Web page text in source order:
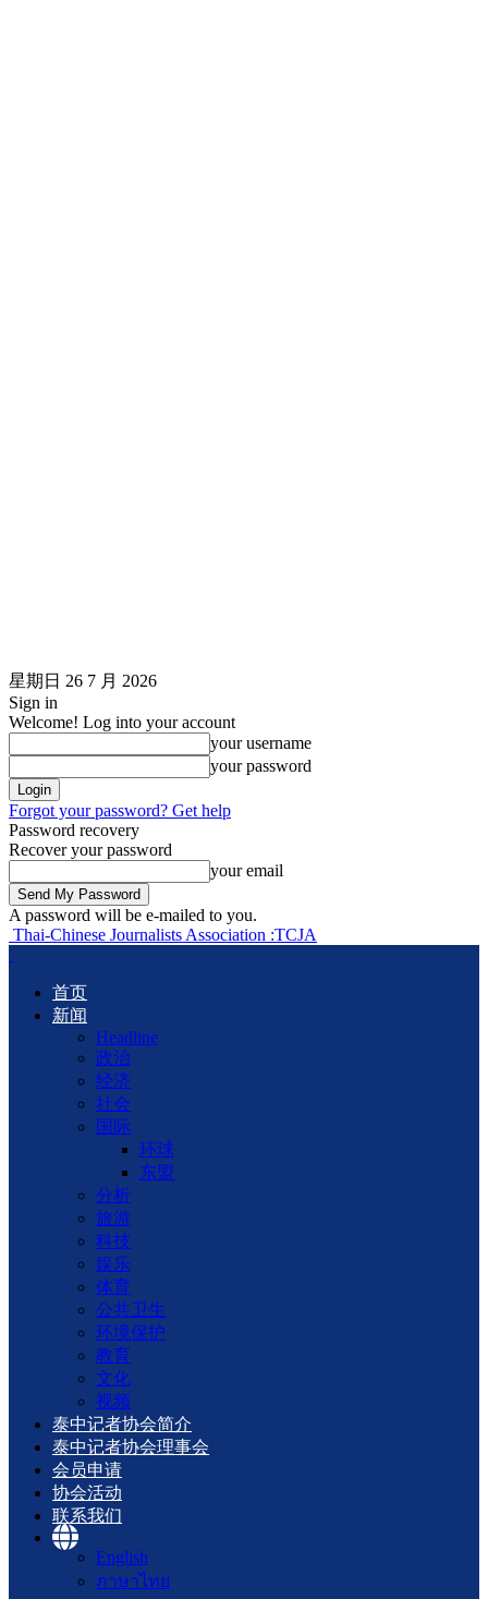
星期日 26 7 月 2026
Sign in
Welcome! Log into your account
your username
your password
Forgot your password? Get help
Password recovery
Recover your password
your email
A password will be e-mailed to you.
Thai-Chinese Journalists Association :TCJA
首页
新闻
Headline
政治
经济
社会
国际
环球
东盟
分析
旅游
科技
娱乐
体育
公共卫生
环境保护
教育
文化
视频
泰中记者协会简介
泰中记者协会理事会
会员申请
协会活动
联系我们
English
ภาษาไทย